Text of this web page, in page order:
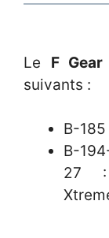
Le F Gear
suivants :
B-
B-
27 :